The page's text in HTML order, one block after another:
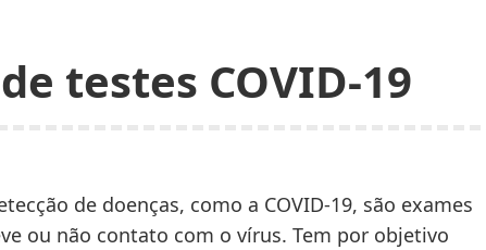
testes COVID-19
de doenças, como a COVID-19, são exames
ou não contato com o vírus. Tem por objetivo